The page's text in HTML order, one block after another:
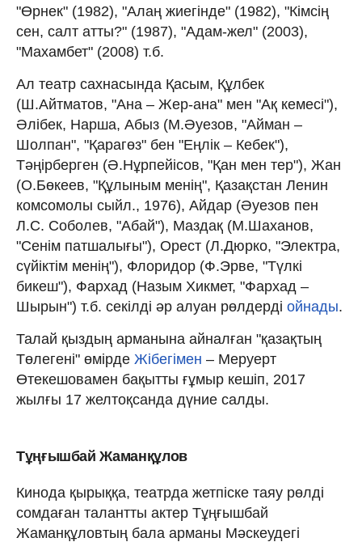
"Өрнек" (1982), "Алаң жиегінде" (1982), "Кімсің
сен, салт атты?" (1987), "Адам-жел" (2003),
"Махамбет" (2008) т.б.
Ал театр сахнасында Қасым, Құлбек
(Ш.Айтматов, "Ана – Жер-ана" мен "Ақ кемесі"),
Әлібек, Нарша, Абыз (М.Әуезов, "Айман –
Шолпан", "Қарагөз" бен "Еңлік – Кебек"),
Тәңірберген (Ә.Нұрпейісов, "Қан мен тер"), Жан
(О.Бөкеев, "Құлыным менің", Қазақстан Ленин
комсомолы сыйл., 1976), Айдар (Әуезов пен
Л.С. Соболев, "Абай"), Маздақ (М.Шаханов,
"Сенім патшалығы"), Орест (Л.Дюрко, "Электра,
сүйіктім менің"), Флоридор (Ф.Эрве, "Түлкі
бикеш"), Фархад (Назым Хикмет, "Фархад –
Шырын") т.б. секілді әр алуан рөлдерді ойнады.
Талай қыздың арманына айналған "қазақтың
Төлегені" өмірде Жібегімен – Меруерт
Өтекешовамен бақытты ғұмыр кешіп, 2017
жылғы 17 желтоқсанда дүние салды.
Тұңғышбай Жаманқұлов
Кинода қырыққа, театрда жетпіске таяу рөлді
сомдаған талантты актер Тұңғышбай
Жаманқұловтың бала арманы Мәскеудегі